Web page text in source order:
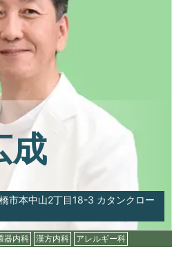
成
市本中山2丁目18-3 カタンクロー
器内科 漢方内科 アレルギー科